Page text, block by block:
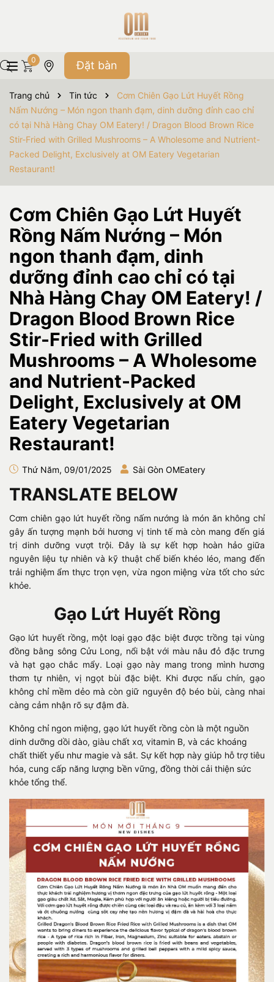
0 Đặt bàn
Trang chủ Tin tức
Cơm Chiên Gạo Lứt Huyết Rồng
Nấm Nướng – Món ngon thanh đạm, dinh dưỡng đỉnh cao chỉ
có tại Nhà Hàng Chay OM Eatery! / Dragon Blood Brown Rice
Stir-Fried with Grilled Mushrooms – A Wholesome and Nutrient-
Packed Delight, Exclusively at OM Eatery Vegetarian
Restaurant!
Cơm Chiên Gạo Lứt Huyết
Rồng Nấm Nướng – Món
ngon thanh đạm, dinh
dưỡng đỉnh cao chỉ có tại
Nhà Hàng Chay OM Eatery! /
Dragon Blood Brown Rice
Stir-Fried with Grilled
Mushrooms – A Wholesome
and Nutrient-Packed
Delight, Exclusively at OM
Eatery Vegetarian
Restaurant!
Thứ Năm, 09/01/2025 Sài Gòn OMEatery
TRANSLATE BELOW
Cơm chiên gạo lứt huyết rồng nấm nướng là món ăn không chỉ
gây ấn tượng mạnh bởi hương vị tinh tế mà còn mang đến giá
trị dinh dưỡng vượt trội. Đây là sự kết hợp hoàn hảo giữa
nguyên liệu tự nhiên và kỹ thuật chế biến khéo léo, mang đến
trải nghiệm ẩm thực trọn vẹn, vừa ngon miệng vừa tốt cho sức
khỏe.
Gạo Lứt Huyết Rồng
Gạo lứt huyết rồng, một loại gạo đặc biệt được trồng tại vùng
đồng bằng sông Cửu Long, nổi bật với màu nâu đỏ đặc trưng
và hạt gạo chắc mẩy. Loại gạo này mang trong mình hương
thơm tự nhiên, vị ngọt bùi đặc biệt. Khi được nấu chín, gạo
không chỉ mềm dẻo mà còn giữ nguyên độ béo bùi, càng nhai
càng cảm nhận rõ sự đậm đà.
Không chỉ ngon miệng, gạo lứt huyết rồng còn là một nguồn
dinh dưỡng dồi dào, giàu chất xơ, vitamin B, và các khoáng
chất thiết yếu như magie và sắt. Sự kết hợp này giúp hỗ trợ tiêu
hóa, cung cấp năng lượng bền vững, đồng thời cải thiện sức
khỏe tổng thể.